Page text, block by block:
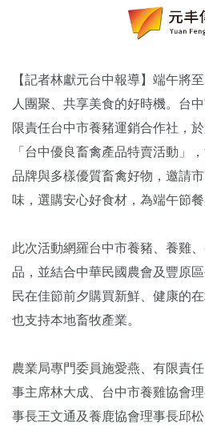
【記者林獻元台中報導】端午將
人團聚、共享美食的好時機。台
限責任台中市養豬運銷合作社，
「台中優良畜禽產品特賣活動」
品牌與多樣優質畜禽好物，邀請
味，選購安心好食材，為端午節
此次活動網羅台中市養豬、養雞
品，並結合中華民國農會及豐原
民在佳節前夕購買新鮮、健康的
也支持本地畜牧產業。
農業局專門委員施愛燕、有限責
事主席林大成、台中市養雞協會
事長王文通及養鹿協會理事長邱